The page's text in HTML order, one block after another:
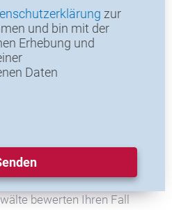
zur
und bin mit der
Erhebung und
Daten
bewerten Ihren Fall